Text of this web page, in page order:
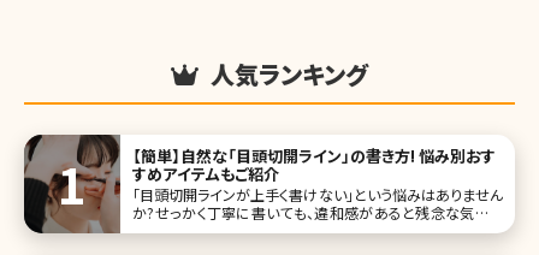
人気ランキング
【簡単】自然な「目頭切開ライン」の書き方! 悩み別おす
すめアイテムもご紹介
「目頭切開ラインが上手く書けない」という悩みはありません
か?せっかく丁寧に書いても、違和感があると残念な気持ち
になってしまいますよね。特に、目頭に「く」の字でラインをい